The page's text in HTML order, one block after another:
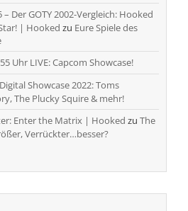
Der GOTY 2002-Vergleich: Hooked
| Hooked zu Eure Spiele des
Uhr LIVE: Capcom Showcase!
Showcase 2022: Toms
The Plucky Squire & mehr!
Enter the Matrix | Hooked zu The
Verrückter…besser?